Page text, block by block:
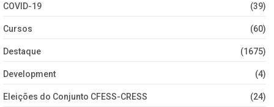
COVID-19 (39)
Cursos (60)
Destaque (1675)
Development (4)
Eleições do Conjunto CFESS-CRESS (24)